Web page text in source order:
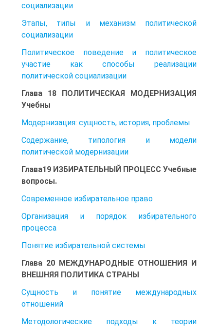
социализации
Этапы, типы и механизм политической
социализации
Политическое поведение и политическое
участие как способы реализации
политической социализации
Глава 18 ПОЛИТИЧЕСКАЯ МОДЕРНИЗАЦИЯ
Учебны
Модернизация: сущность, история, проблемы
Содержание, типология и модели
политической модернизации
Глава19 ИЗБИРАТЕЛЬНЫЙ ПРОЦЕСС Учебные
вопросы.
Современное избирательное право
Организация и порядок избирательного
процесса
Понятие избирательной системы
Глава 20 МЕЖДУНАРОДНЫЕ ОТНОШЕНИЯ И
ВНЕШНЯЯ ПОЛИТИКА СТРАНЫ
Сущность и понятие международных
отношений
Методологические подходы к теории